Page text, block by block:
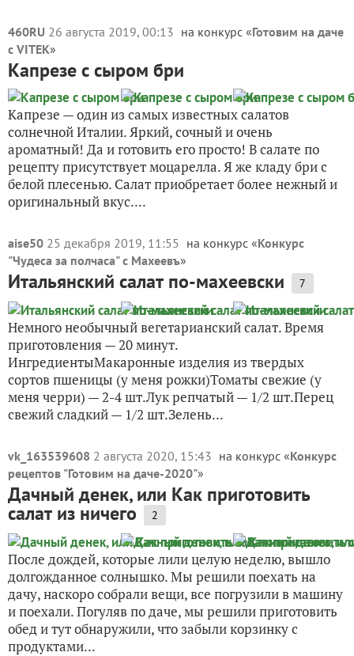
460RU 26 августа 2019, 00:13 на конкурс «Готовим на даче
с VITEK»
Капрезе с сыром бри
Капрезе — один из самых известных салатов
солнечной Италии. Яркий, сочный и очень
ароматный! Да и готовить его просто! В салате по
рецепту присутствует моцарелла. Я же кладу бри с
белой плесенью. Салат приобретает более нежный и
оригинальный вкус....
aise50 25 декабря 2019, 11:55 на конкурс «Конкурс
"Чудеса за полчаса" с Махеевъ»
Итальянский салат по-махеевски 7
Немного необычный вегетарианский салат. Время
приготовления — 20 минут.
ИнгредиентыМакаронные изделия из твердых
сортов пшеницы (у меня рожки)Томаты свежие (у
меня черри) — 2-4 шт.Лук репчатый — 1/2 шт.Перец
свежий сладкий — 1/2 шт.Зелень...
vk_163539608 2 августа 2020, 15:43 на конкурс «Конкурс
рецептов "Готовим на даче-2020"»
Дачный денек, или Как приготовить
салат из ничего 2
После дождей, которые лили целую неделю, вышло
долгожданное солнышко. Мы решили поехать на
дачу, наскоро собрали вещи, все погрузили в машину
и поехали. Погуляв по даче, мы решили приготовить
обед и тут обнаружили, что забыли корзинку с
продуктами...